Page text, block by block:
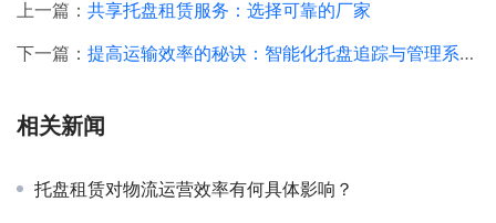
上一篇： 共享托盘租赁服务：选择可靠的厂家
下一篇： 提高运输效率的秘诀：智能化托盘追踪与管理系统的应用
相关新闻
托盘租赁对物流运营效率有何具体影响？